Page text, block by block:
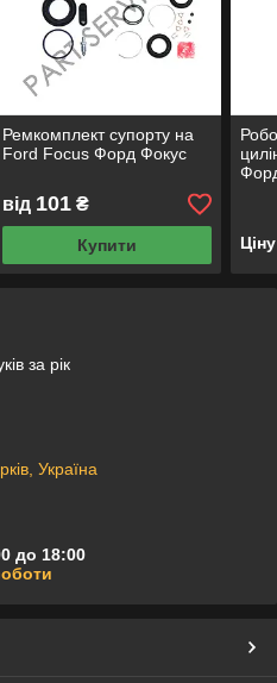
Ремкомплект супорту на
Ford Focus Форд Фокус
від 101₴
Купити
за рік
Україна
до 18:00